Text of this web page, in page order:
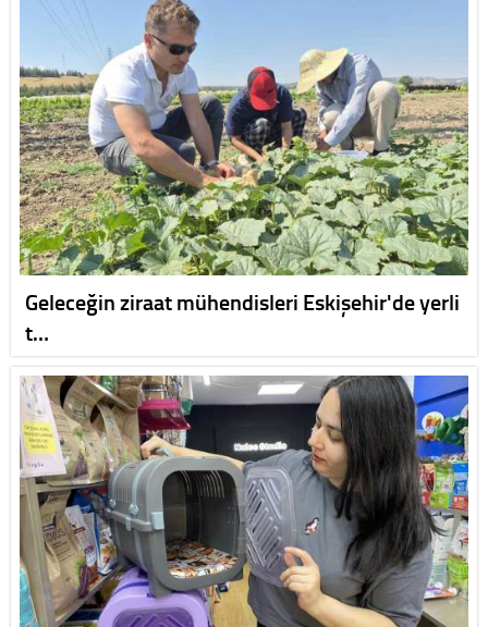
Geleceğin ziraat mühendisleri Eskişehir'de yerli
t…